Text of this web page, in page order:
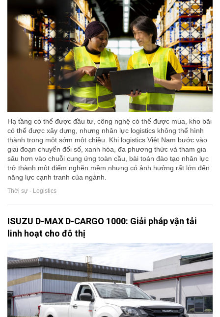
Hạ tầng có thể được đầu tư, công nghệ có thể được mua, kho bãi
có thể được xây dựng, nhưng nhân lực logistics không thể hình
thành trong một sớm một chiều. Khi logistics Việt Nam bước vào
giai đoạn chuyển đổi số, xanh hóa, đa phương thức và tham gia
sâu hơn vào chuỗi cung ứng toàn cầu, bài toán đào tạo nhân lực
trở thành một điểm nghẽn mềm nhưng có ảnh hưởng rất lớn đến
năng lực cạnh tranh của ngành.
Thời sự - Logistics
ISUZU D-MAX D-CARGO 1000: Giải pháp vận tải
linh hoạt cho đô thị